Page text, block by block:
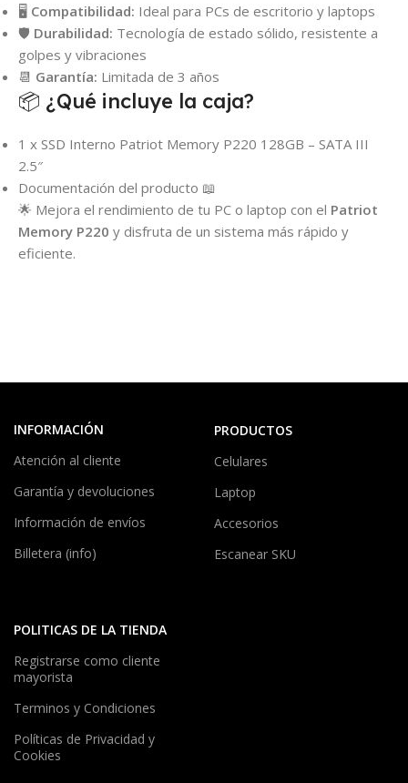
🖥️ Compatibilidad: Ideal para PCs de escritorio y laptops
🛡️ Durabilidad: Tecnología de estado sólido, resistente a
golpes y vibraciones
📆 Garantía: Limitada de 3 años
📦 ¿Qué incluye la caja?
1 x SSD Interno Patriot Memory P220 128GB – SATA III
2.5″
Documentación del producto 📖
🌟 Mejora el rendimiento de tu PC o laptop con el Patriot
Memory P220 y disfruta de un sistema más rápido y
eficiente.
INFORMACIÓN
Atención al cliente
Garantía y devoluciones
Información de envíos
Billetera (info)
PRODUCTOS
Celulares
Laptop
Accesorios
Escanear SKU
POLITICAS DE LA TIENDA
Registrarse como cliente
mayorista
Terminos y Condiciones
Políticas de Privacidad y
Cookies